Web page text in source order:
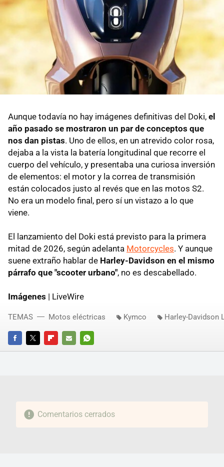
Aunque todavía no hay imágenes definitivas del Doki, el
año pasado se mostraron un par de conceptos que
nos dan pistas. Uno de ellos, en un atrevido color rosa,
dejaba a la vista la batería longitudinal que recorre el
cuerpo del vehículo, y presentaba una curiosa inversión
de elementos: el motor y la correa de transmisión
están colocados justo al revés que en las motos S2.
No era un modelo final, pero sí un vistazo a lo que
viene.
El lanzamiento del Doki está previsto para la primera
mitad de 2026, según adelanta Motorcycles. Y aunque
suene extraño hablar de Harley-Davidson en el mismo
párrafo que "scooter urbano", no es descabellado.
Imágenes | LiveWire
FACEBOOKTWITTERFLIPBOARD
E-
WHATSAPP
TEMAS Motos eléctricas Kymco Harley-Davidson
Comentarios cerrados